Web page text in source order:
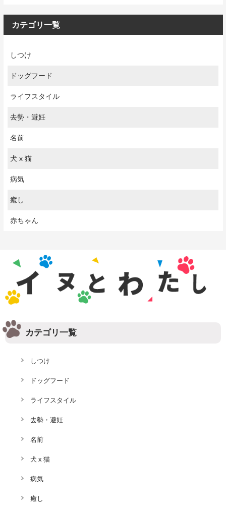
カテゴリ一覧
しつけ
ドッグフード
ライフスタイル
去勢・避妊
名前
犬 x 猫
病気
癒し
赤ちゃん
カテゴリ一覧
しつけ
ドッグフード
ライフスタイル
去勢・避妊
名前
犬 x 猫
病気
癒し